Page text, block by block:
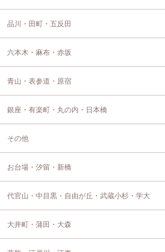
品川・田町・五反田
六本木・麻布・赤坂
青山・表参道・原宿
銀座・有楽町・丸の内・日本橋
その他
お台場・汐留・新橋
代官山・中目黒・自由が丘・武蔵小杉・学大
大井町・蒲田・大森